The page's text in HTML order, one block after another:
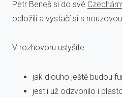
Petr Beneš si do své
odložili a vystačí si s
V rozhovoru uslyšíte:
jak dlouho ještě budou
jestli už odzvonilo i